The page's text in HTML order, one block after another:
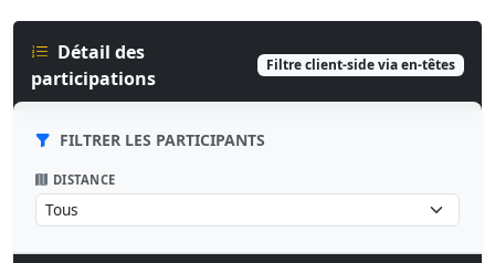
Détail des
participations
Filtre client-side via en-têtes
FILTRER LES PARTICIPANTS
DISTANCE